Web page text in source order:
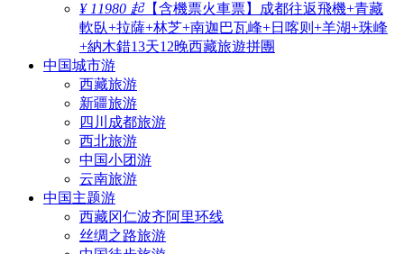
¥ 11980 起【含機票火車票】成都往返飛機+青藏
軟臥+拉薩+林芝+南迦巴瓦峰+日喀则+羊湖+珠峰
+納木錯13天12晚西藏旅遊拼團
中国城市游
西藏旅游
新疆旅游
四川成都旅游
西北旅游
中国小团游
云南旅游
中国主题游
西藏冈仁波齐阿里环线
丝绸之路旅游